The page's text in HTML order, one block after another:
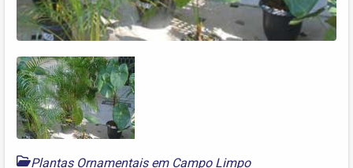
Plantas Ornamentais em Campo Limpo